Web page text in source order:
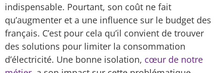
indispensable. Pourtant, son coût ne fait
qu’augmenter et a une influence sur le budget des
français. C’est pour cela qu’il convient de trouver
des solutions pour limiter la consommation
d’électricité. Une bonne isolation, cœur de notre